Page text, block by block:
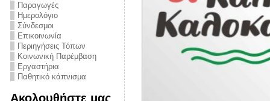
Παραγωγές
Ημερολόγιο
Σύνδεσμοι
Επικοινωνία
Περιηγήσεις Τόπων
Κοινωνική Παρέμβαση
Εργαστήρια
Παθητικό κάπνισμα
Ακολουθήστε μας
από την
την ημέρα
και
στο
Πρόληψης